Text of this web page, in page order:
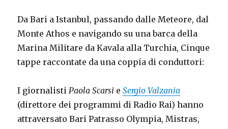
Da Bari a Istanbul, passando dalle Meteore, dal
Monte Athos e navigando su una barca della
Marina Militare da Kavala alla Turchia, Cinque
tappe raccontate da una coppia di conduttori:
I giornalisti Paola Scarsi eSergio Valzania
(direttore dei programmi di Radio Rai) hanno
attraversato Bari Patrasso Olympia, Mistras,